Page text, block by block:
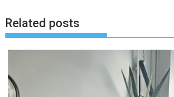
Related posts